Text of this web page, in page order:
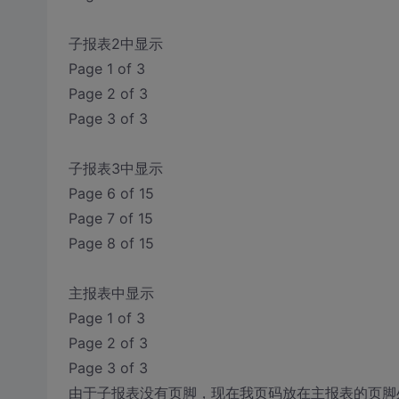
子报表2中显示
Page 1 of 3
Page 2 of 3
Page 3 of 3
子报表3中显示
Page 6 of 15
Page 7 of 15
Page 8 of 15
主报表中显示
Page 1 of 3
Page 2 of 3
Page 3 of 3
由于子报表没有页脚，现在我页码放在主报表的页